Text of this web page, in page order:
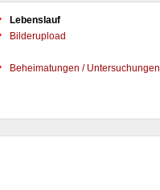
Lebenslauf
Bilderupload
Beheimatungen / Untersuchungen